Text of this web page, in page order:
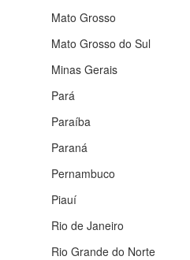
Mato Grosso
Mato Grosso do Sul
Minas Gerais
Pará
Paraíba
Paraná
Pernambuco
Piauí
Rio de Janeiro
Rio Grande do Norte